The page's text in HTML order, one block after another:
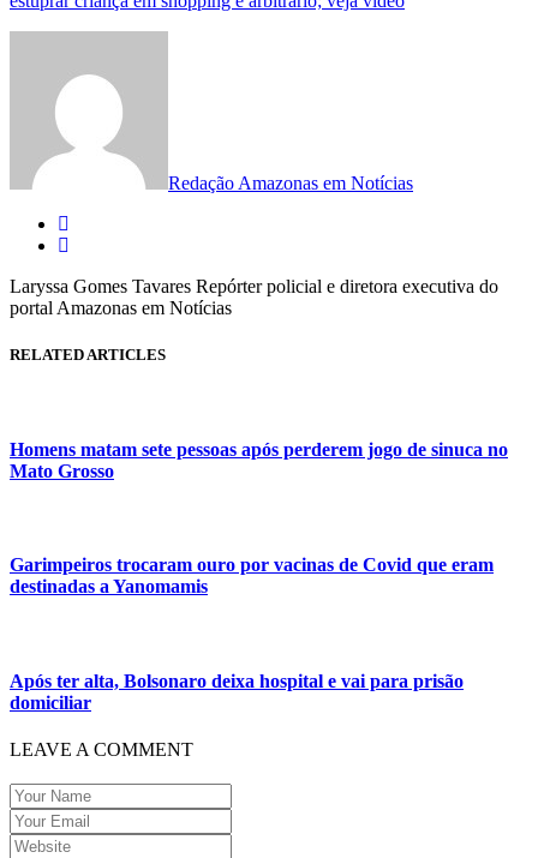
Redação Amazonas em Notícias
Laryssa Gomes Tavares Repórter policial e diretora executiva do
portal Amazonas em Notícias
RELATED ARTICLES
Homens matam sete pessoas após perderem jogo de sinuca no
Mato Grosso
Garimpeiros trocaram ouro por vacinas de Covid que eram
destinadas a Yanomamis
Após ter alta, Bolsonaro deixa hospital e vai para prisão
domiciliar
LEAVE A COMMENT